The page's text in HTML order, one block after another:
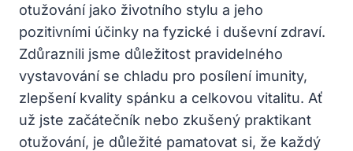
otužování jako životního stylu a jeho
pozitivními účinky na fyzické i duševní zdraví.
Zdůraznili jsme důležitost pravidelného
vystavování se chladu pro posílení imunity,
zlepšení kvality spánku a celkovou vitalitu. Ať
už jste začátečník nebo zkušený praktikant
otužování, je důležité pamatovat si, že každý